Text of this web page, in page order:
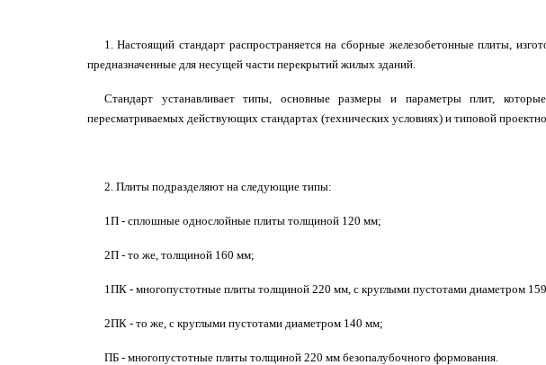
1. Настоящий стандарт распространяется на сборные железобетонные плиты,
предназначенные для несущей части перекрытий жилых зданий.
Стандарт устанавливает типы, основные размеры и параметры плит,
пересматриваемых действующих стандартах (технических условиях) и типовой
2. Плиты подразделяют на следующие типы:
1П - сплошные однослойные плиты толщиной 120 мм;
2П - то же, толщиной 160 мм;
1ПК - многопустотные плиты толщиной 220 мм, с круглыми пустотами диаметром
2ПК - то же, с круглыми пустотами диаметром 140 мм;
ПБ - многопустотные плиты толщиной 220 мм безопалубочного формования.